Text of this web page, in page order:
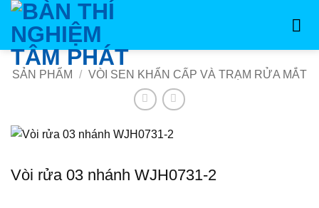
Bỏ
qua
nội
SẢN PHẨM
/ VÒI SEN KHẨN CẤP VÀ TRẠM RỬA MẮT
Vòi rửa 03 nhánh WJH0731-2